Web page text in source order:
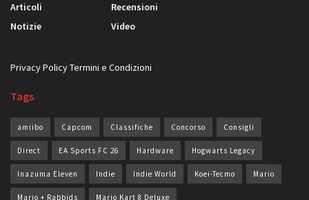
Articoli
Notizie
Recensioni
Video
Privacy PolicyTermini e Condizioni
Tags
amiibo Capcom Classifiche Concorso Consigli
Direct EA Sports FC 26 Hardware Hogwarts Legacy
Inazuma Eleven Indie Indie World Koei-Tecmo Mario
Mario + Rabbids Mario Kart 8 Deluxe